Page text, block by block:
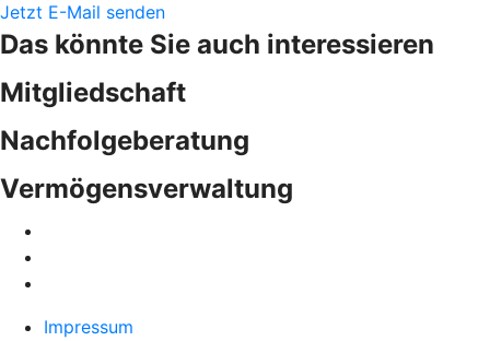
Jetzt E-Mail senden
Das könnte Sie auch interessieren
Mitgliedschaft
Nachfolgeberatung
Vermögensverwaltung
Impressum